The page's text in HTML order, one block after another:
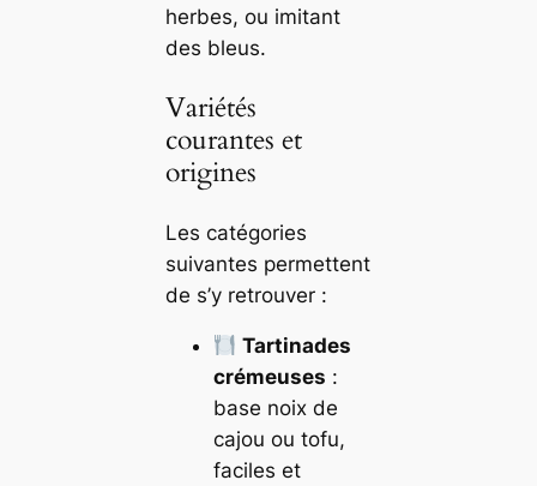
herbes, ou imitant
des bleus.
Variétés
courantes et
origines
Les catégories
suivantes permettent
de s’y retrouver :
Tartinades
crémeuses :
base noix de
cajou ou tofu,
faciles et